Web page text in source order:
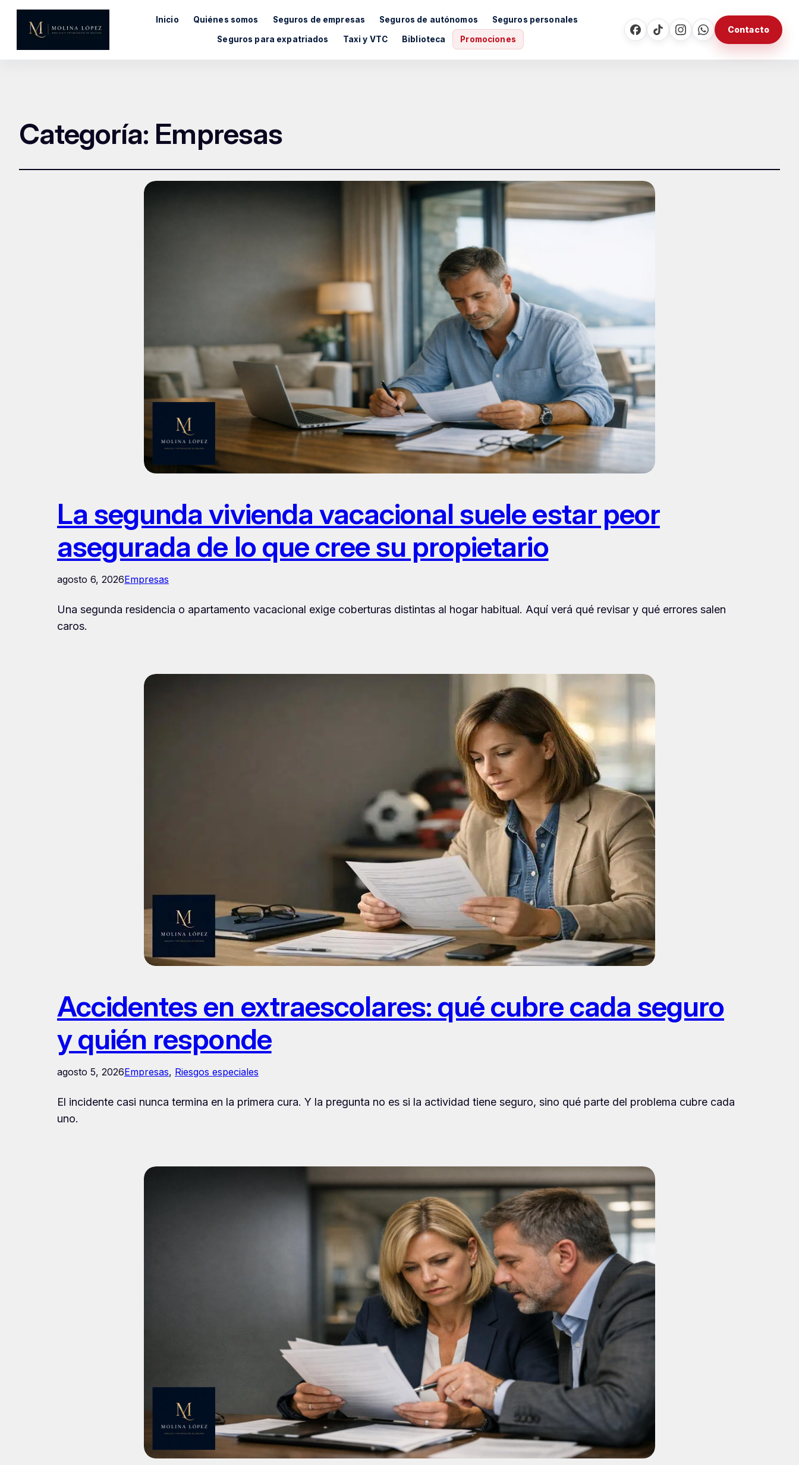
Inicio Quiénes somos Seguros de empresas Seguros de autónomos Seguros personales
Seguros para expatriados Taxi y VTC Biblioteca Promociones
Contacto
Categoría: Empresas
La segunda vivienda vacacional suele estar peor
asegurada de lo que cree su propietario
agosto 6, 2026Empresas
Una segunda residencia o apartamento vacacional exige coberturas distintas al hogar habitual. Aquí verá qué revisar y qué errores salen
caros.
Accidentes en extraescolares: qué cubre cada seguro
y quién responde
agosto 5, 2026Empresas, Riesgos especiales
El incidente casi nunca termina en la primera cura. Y la pregunta no es si la actividad tiene seguro, sino qué parte del problema cubre cada
uno.